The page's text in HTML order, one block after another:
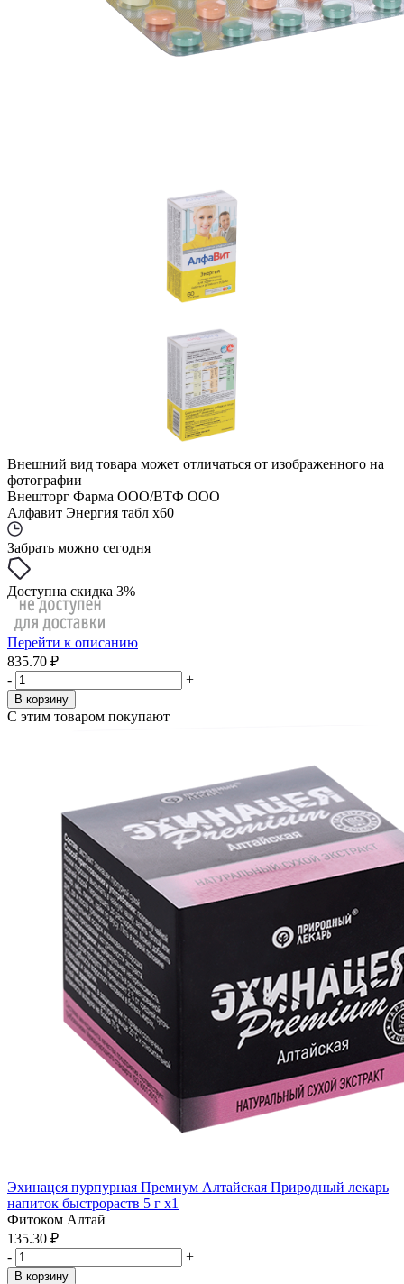
Внешний вид товара может отличаться от изображенного на
фотографии
Внешторг Фарма ООО/ВТФ ООО
Алфавит Энергия табл x60
Забрать можно сегодня
Доступна скидка 3%
Перейти к описанию
835.70 ₽
-
+
В корзину
С этим товаром покупают
Эхинацея пурпурная Премиум Алтайская Природный лекарь
напиток быстрораств 5 г x1
Фитоком Алтай
135.30 ₽
-
+
В корзину